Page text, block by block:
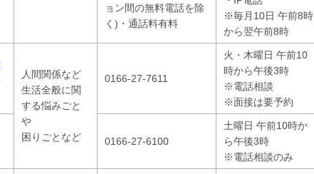
ョン間の無料電話を除
く)・通話料有料
※毎月10日 午前8時
から翌午前8時
人間関係など
生活全般に関
する悩みごと
や
困りごとなど
0166-27-7611
火・木曜日 午前10
時から午後3時
※電話相談
※面接は要予約
0166-27-6100
土曜日 午前10時か
ら午後3時
※電話相談のみ